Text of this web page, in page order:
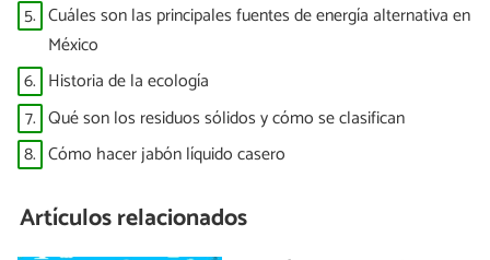
5. Cuáles son las principales fuentes de energía alternativa en
México
6. Historia de la ecología
7. Qué son los residuos sólidos y cómo se clasifican
8. Cómo hacer jabón líquido casero
Artículos relacionados